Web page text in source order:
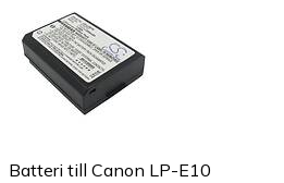
Batteri till Canon LP-E10